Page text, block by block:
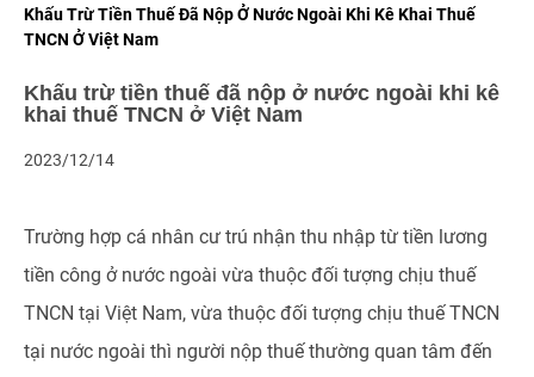
Khấu Trừ Tiền Thuế Đã Nộp Ở Nước Ngoài Khi Kê Khai Thuế
TNCN Ở Việt Nam
Khấu trừ tiền thuế đã nộp ở nước ngoài khi kê
khai thuế TNCN ở Việt Nam
2023/12/14
Trường hợp cá nhân cư trú nhận thu nhập từ tiền lương
tiền công ở nước ngoài vừa thuộc đối tượng chịu thuế
TNCN tại Việt Nam, vừa thuộc đối tượng chịu thuế TNCN
tại nước ngoài thì người nộp thuế thường quan tâm đến